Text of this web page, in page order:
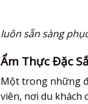
luôn sẵn sàng
Ẩm Thực Đặc
Một trong những
viên, nơi du khách